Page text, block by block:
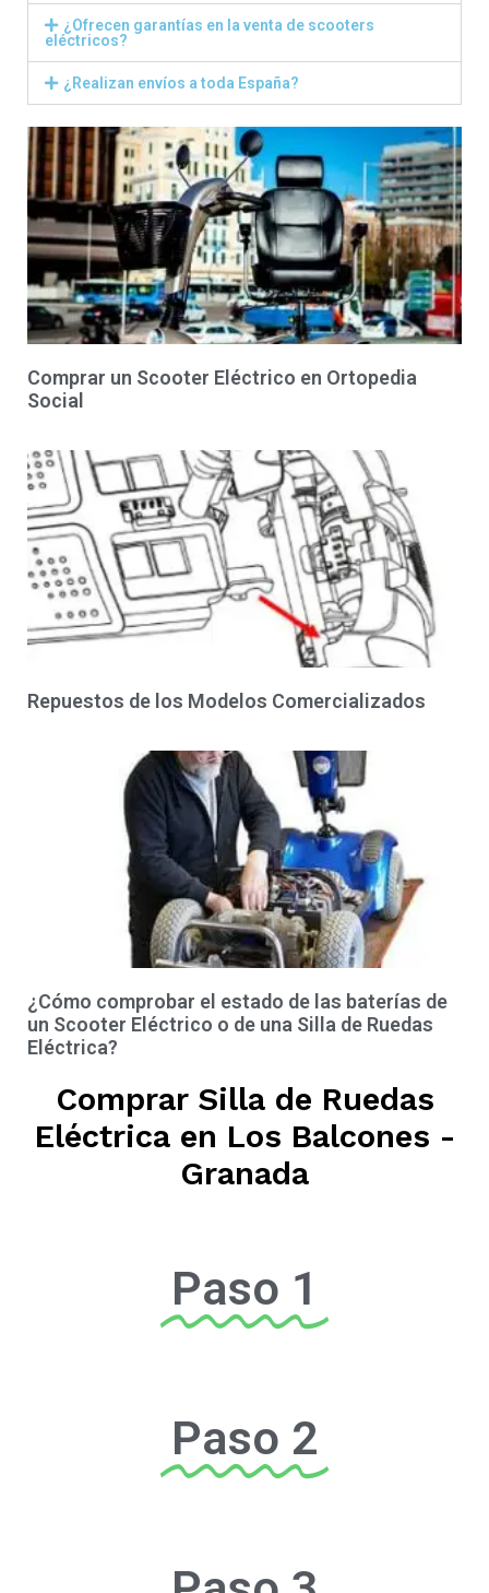
¿Ofrecen garantías en la venta de scooters
eléctricos?
¿Realizan envíos a toda España?
Comprar un Scooter Eléctrico en Ortopedia
Social
Repuestos de los Modelos Comercializados
¿Cómo comprobar el estado de las baterías de
un Scooter Eléctrico o de una Silla de Ruedas
Eléctrica?
Comprar Silla de Ruedas
Eléctrica en Los Balcones -
Granada
Paso 1
Paso 2